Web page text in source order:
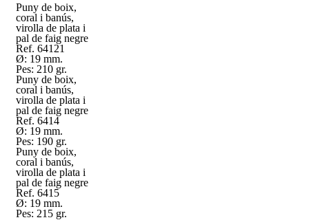
Puny de boix,
coral i banús,
virolla de plata i
pal de faig negre
Ref. 64121
Ø: 19 mm.
Pes: 210 gr.
Puny de boix,
coral i banús,
virolla de plata i
pal de faig negre
Ref. 6414
Ø: 19 mm.
Pes: 190 gr.
Puny de boix,
coral i banús,
virolla de plata i
pal de faig negre
Ref. 6415
Ø: 19 mm.
Pes: 215 gr.